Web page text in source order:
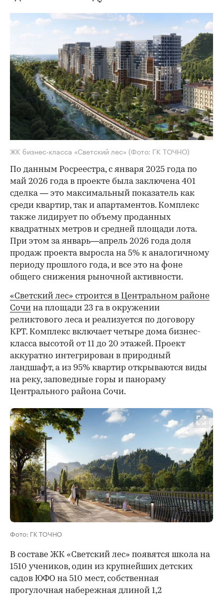
ЖК бизнес-класса «Светский лес» (Фото: ГК ТОЧНО)
По данным Росреестра, с января 2025 года по
май 2026 года в проекте была заключена 401
сделка — это максимальный показатель как
среди квартир, так и апартаментов. Комплекс
также лидирует по объему проданных
квадратных метров и средней площади лота.
При этом за январь—апрель 2026 года доля
продаж проекта выросла на 5% к аналогичному
периоду прошлого года, и все это на фоне
общего снижения рыночной активности.
«Светский лес» строится в Центральном районе
Сочи на площади 23 га в окружении
реликтового леса и реализуется по договору
КРТ. Комплекс включает четыре дома бизнес-
класса высотой от 11 до 20 этажей. Проект
аккуратно интегрирован в природный
ландшафт, а из 95% квартир открываются виды
на реку, заповедные горы и панораму
Центрального района Сочи.
Фото: ГК ТОЧНО
В составе ЖК «Светский лес» появятся школа на
1510 учеников, один из крупнейших детских
садов ЮФО на 510 мест, собственная
прогулочная набережная длиной 1,2